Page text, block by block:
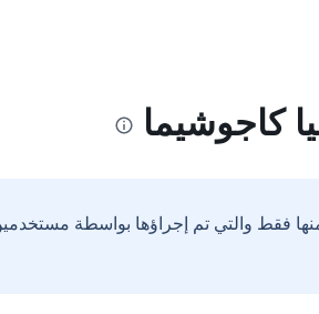
كاجوشيما
فقط والتي تم إجراؤها بواسطة